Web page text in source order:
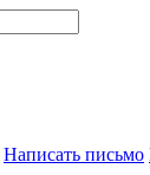
Написать письмо